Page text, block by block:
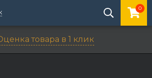
0
товара в 1 клик